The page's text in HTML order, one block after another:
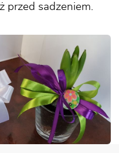
przed sadzeniem.